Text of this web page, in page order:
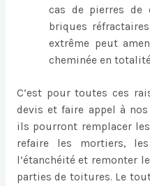
cas de pierres de
briques
extrême peut
cheminée en
C’est pour toutes ces
devis et faire appel à
ils pourront remplacer
refaire les mortiers,
l’étanchéité et remonter
parties de toitures. Le